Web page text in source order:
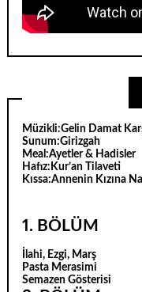
Müzikli:Gelin Damat
Sunum:Girizgah
Meal:Ayetler & Hadisler
Hafız: Kur’an Tilaveti
Kıssa:Annenin Kızına
1. BÖLÜM
İlahi, Ezgi, Marş
Pasta Merasimi
Semazen Gösterisi